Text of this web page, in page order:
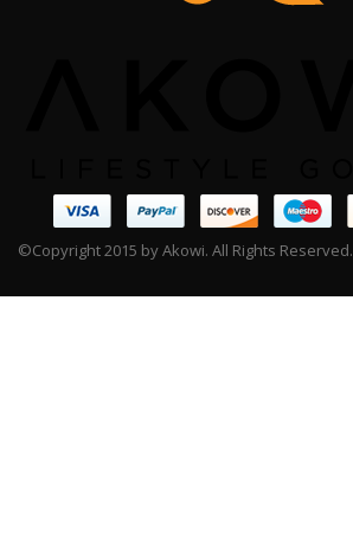
©Copyright 2015 by Akowi. All Rights Reserved.